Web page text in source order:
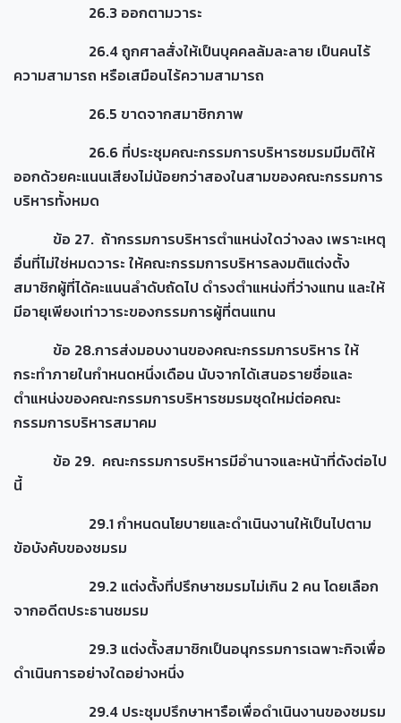
26.3 ออกตามวาระ
26.4 ถูกศาลสั่งให้เป็นบุคคลล้มละลาย เป็นคนไร้
ความสามารถ หรือเสมือนไร้ความสามารถ
26.5 ขาดจากสมาชิกภาพ
26.6 ที่ประชุมคณะกรรมการบริหารชมรมมีมติให้
ออกด้วยคะแนนเสียงไม่น้อยกว่าสองในสามของคณะกรรมการ
บริหารทั้งหมด
ข้อ 27. ถ้ากรรมการบริหารตำแหน่งใดว่างลง เพราะเหตุ
อื่นที่ไม่ใช่หมดวาระ ให้คณะกรรมการบริหารลงมติแต่งตั้ง
สมาชิกผู้ที่ได้คะแนนลำดับถัดไป ดำรงตำแหน่งที่ว่างแทน และให้
มีอายุเพียงเท่าวาระของกรรมการผู้ที่ตนแทน
ข้อ 28.การส่งมอบงานของคณะกรรมการบริหาร ให้
กระทำภายในกำหนดหนึ่งเดือน นับจากได้เสนอรายชื่อและ
ตำแหน่งของคณะกรรมการบริหารชมรมชุดใหม่ต่อคณะ
กรรมการบริหารสมาคม
ข้อ 29. คณะกรรมการบริหารมีอำนาจและหน้าที่ดังต่อไป
นี้
29.1 กำหนดนโยบายและดำเนินงานให้เป็นไปตาม
ข้อบังคับของชมรม
29.2 แต่งตั้งที่ปรึกษาชมรมไม่เกิน 2 คน โดยเลือก
จากอดีตประธานชมรม
29.3 แต่งตั้งสมาชิกเป็นอนุกรรมการเฉพาะกิจเพื่อ
ดำเนินการอย่างใดอย่างหนึ่ง
29.4 ประชุมปรึกษาหารือเพื่อดำเนินงานของชมรม